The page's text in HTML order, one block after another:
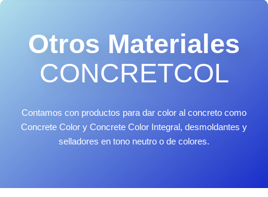
Otros Materiales
CONCRETCOL
Contamos con productos para dar color al concreto como
Concrete Color y Concrete Color Integral, desmoldantes y
selladores en tono neutro o de colores.